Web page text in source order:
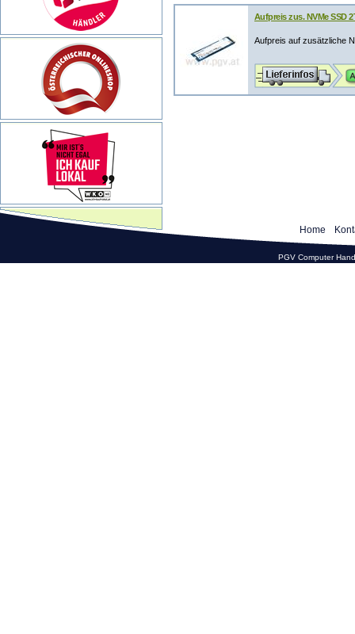
Aufpreis zus. NVMe SSD
Aufpreis auf zusätzliche
Home
PGV Computer